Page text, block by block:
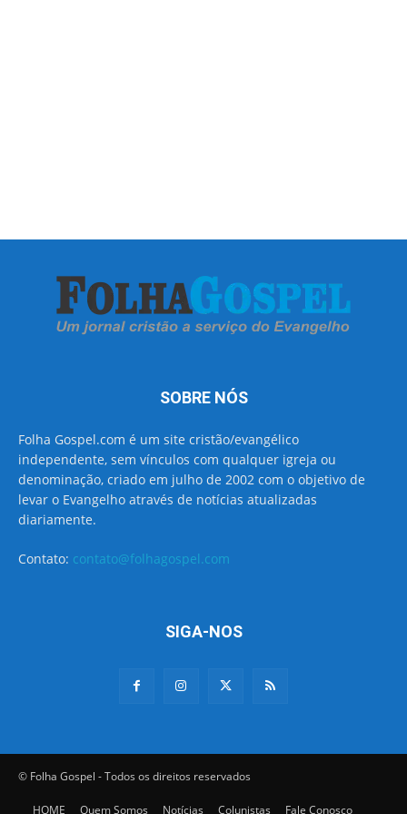
SOBRE NÓS
Folha Gospel.com é um site cristão/evangélico
independente, sem vínculos com qualquer igreja ou
denominação, criado em julho de 2002 com o objetivo de
levar o Evangelho através de notícias atualizadas
diariamente.
Contato: contato@folhagospel.com
SIGA-NOS
© Folha Gospel - Todos os direitos reservados
HOME Quem Somos Notícias Colunistas
Fale Conosco